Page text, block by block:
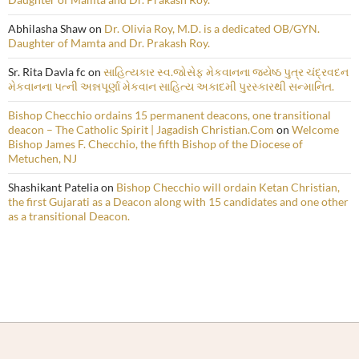
Abhilasha Shawon Dr. Olivia Roy, M.D. is a dedicated OB/GYN.
Daughter of Mamta and Dr. Prakash Roy.
Sr. Rita Davla fc on સાહિત્યકાર સ્વ.જોસેફ મેકવાનના જ્યેષ્ઠ પુત્ર ચંદ્રવદન
મેકવાનના પત્ની અન્નપૂર્ણા મેકવાન સાહિત્ય અકાદમી પુરસ્કારથી સન્માનિત.
Bishop Checchio ordains 15 permanent deacons, one transitional
deacon – The Catholic Spirit | Jagadish Christian.Com on Welcome
Bishop James F. Checchio, the fifth Bishop of the Diocese of
Metuchen, NJ
Shashikant Pateliaon Bishop Checchio will ordain Ketan Christian,
the first Gujarati as a Deacon along with 15 candidates and one other
as a transitional Deacon.